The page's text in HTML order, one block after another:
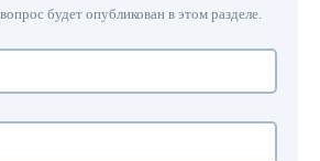
будет опубликован в этом разделе.